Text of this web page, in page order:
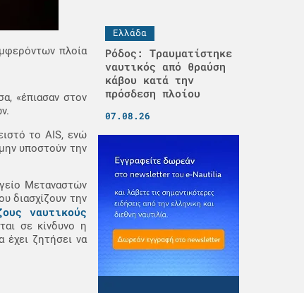
πλοία
«έπιασαν στον
το AIS, ενώ
υποστούν την
Μεταναστών
διασχίζουν την
ναυτικούς
σε κίνδυνο η
έχει ζητήσει να
Ελλάδα
Ρόδος: Τραυματίστηκε
ναυτικός από θραύση
κάβου κατά την
πρόσδεση πλοίου
07.08.26